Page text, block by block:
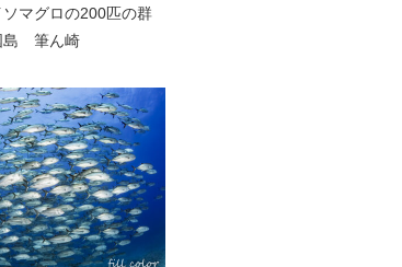
マグロの200匹の群
島 筆ん崎